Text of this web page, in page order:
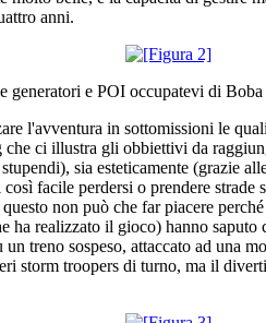
anni.
e POI occupatevi di
l'avventura in sottomissioni le
ci illustra gli obbiettivi da
sia esteticamente (grazie
facile perdersi o prendere
non può che far piacere
realizzato il gioco) hanno
treno sospeso, attaccato ad una
storm troopers di turno, ma il